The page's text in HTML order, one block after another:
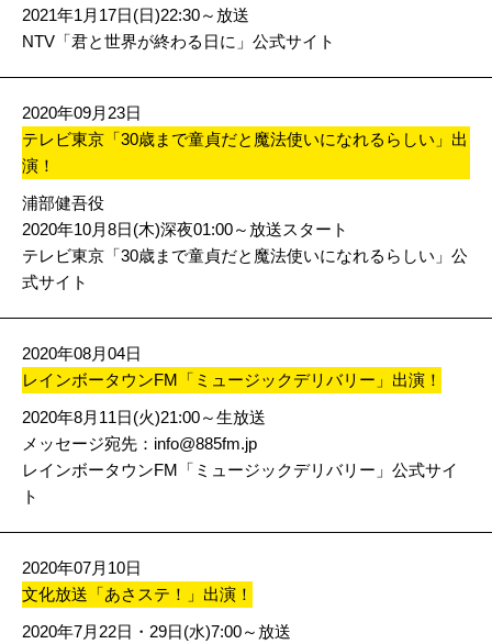
2021年1月17日(日)22:30～放送
NTV「君と世界が終わる日に」公式サイト
2020年09月23日
テレビ東京「30歳まで童貞だと魔法使いになれるらしい」出
演！
浦部健吾役
2020年10月8日(木)深夜01:00～放送スタート
テレビ東京「30歳まで童貞だと魔法使いになれるらしい」公
式サイト
2020年08月04日
レインボータウンFM「ミュージックデリバリー」出演！
2020年8月11日(火)21:00～生放送
メッセージ宛先： info@885fm.jp
レインボータウンFM「ミュージックデリバリー」公式サイ
ト
2020年07月10日
文化放送「あさステ！」出演！
2020年7月22日・29日(水)7:00～放送